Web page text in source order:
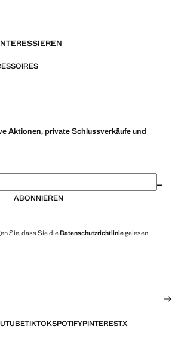
Aktionen, private Schlussverkäufe und
ABONNIEREN
Sie, dass Sie dieDatenschutzrichtliniegelesen
TIKTOKSPOTIFYPINTERESTX